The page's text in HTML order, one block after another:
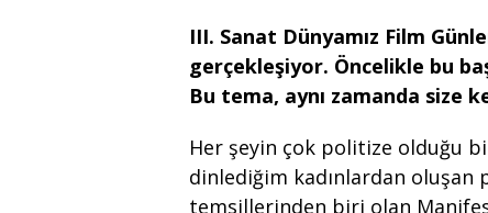
III. Sanat Dünyamız Film
gerçekleşiyor. Öncelikle bu
Bu tema, aynı zamanda size
Her şeyin çok politize olduğu
dinlediğim kadınlardan oluşan
temsillerinden biri olan